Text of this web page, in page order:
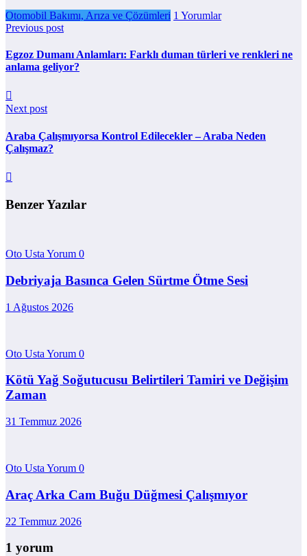
Otomobil Bakımı, Arıza ve Çözümleri 1 Yorumlar
Previous post
Egzoz Dumanı Anlamları: Farklı duman türleri ve renkleri ne
anlama geliyor?
Next post
Araba Çalışmıyorsa Kontrol Edilecekler – Araba Neden
Çalışmaz?
Benzer Yazılar
Oto Usta Yorum 0
Debriyaja Basınca Gelen Sürtme Ötme Sesi
1 Ağustos 2026
Oto Usta Yorum 0
Kötü Yağ Soğutucusu Belirtileri Tamiri ve Değişim
Zaman
31 Temmuz 2026
Oto Usta Yorum 0
Araç Arka Cam Buğu Düğmesi Çalışmıyor
22 Temmuz 2026
1 yorum